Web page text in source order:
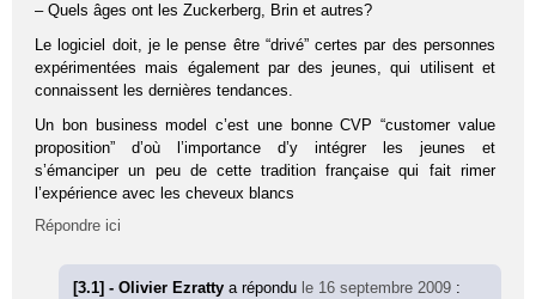
– Quels âges ont les Zuckerberg, Brin et autres?
Le logiciel doit, je le pense être “drivé” certes par des personnes
expérimentées mais également par des jeunes, qui utilisent et
connaissent les dernières tendances.
Un bon business model c’est une bonne CVP “customer value
proposition” d’où l’importance d’y intégrer les jeunes et
s’émanciper un peu de cette tradition française qui fait rimer
l’expérience avec les cheveux blancs
Répondre ici
[3.1] - Olivier Ezrattya répondu le 16 septembre 2009 :